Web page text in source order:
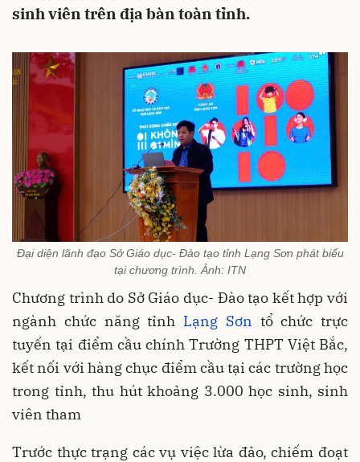
sinh viên trên địa bàn toàn tỉnh.
Đại diện lãnh đạo Sở Giáo dục- Đào tạo tỉnh Lạng Sơn phát biểu
tại chương trình. Ảnh: ITN
Chương trình do Sở Giáo dục- Đào tạo kết hợp với
ngành chức năng tỉnh Lạng Sơn tổ chức trực
tuyến tại điểm cầu chính Trường THPT Việt Bắc,
kết nối với hàng chục điểm cầu tại các trường học
trong tỉnh, thu hút khoảng 3.000 học sinh, sinh
viên tham
Trước thực trạng các vụ việc lừa đảo, chiếm đoạt